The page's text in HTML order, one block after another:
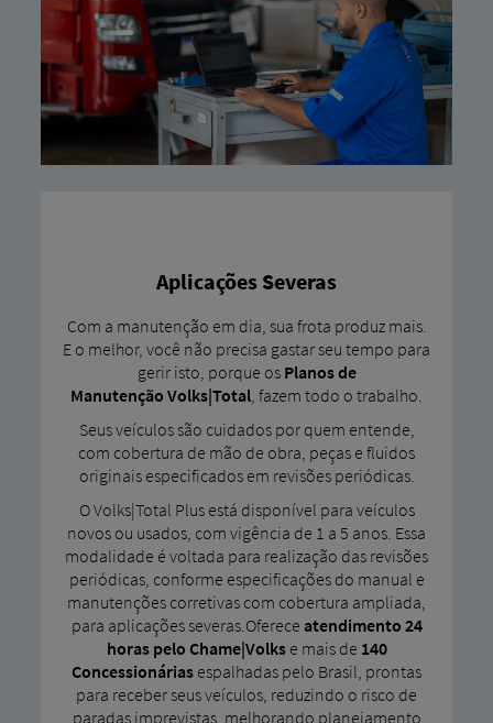
Aplicações Severas
Com a manutenção em dia, sua frota produz mais.
E o melhor, você não precisa gastar seu tempo para
gerir isto, porque os Planos de
Manutenção Volks|Total, fazem todo o trabalho.
Seus veículos são cuidados por quem entende,
com cobertura de mão de obra, peças e fluidos
originais especificados em revisões periódicas.
O Volks|Total Plus está disponível para veículos
novos ou usados, com vigência de 1 a 5 anos. Essa
modalidade é voltada para realização das revisões
periódicas, conforme especificações do manual e
manutenções corretivas com cobertura ampliada,
para aplicações severas.Oferece atendimento 24
horas pelo Chame|Volks e mais de 140
Concessionárias espalhadas pelo Brasil, prontas
para receber seus veículos, reduzindo o risco de
paradas imprevistas, melhorando planejamento